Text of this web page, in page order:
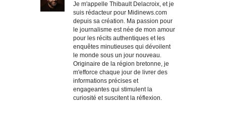
Je m'appelle Thibault Delacroix, et je
suis rédacteur pour Midinews.com
depuis sa création. Ma passion pour
le journalisme est née de mon amour
pour les récits authentiques et les
enquêtes minutieuses qui dévoilent
le monde sous un jour nouveau.
Originaire de la région bretonne, je
m'efforce chaque jour de livrer des
informations précises et
engageantes qui stimulent la
curiosité et suscitent la réflexion.